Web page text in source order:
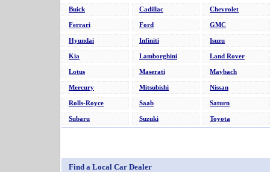
Buick Cadillac Chevrolet
Ferrari Ford GMC
Hyundai Infiniti Isuzu
Kia Lamborghini Land Rover
Lotus Maserati Maybach
Mercury Mitsubishi Nissan
Rolls-Royce Saab Saturn
Subaru Suzuki Toyota
Find a Local Car Dealer